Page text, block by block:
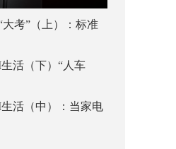
大考”（上）：标准
活（下）“人车
生活（中）：当家电